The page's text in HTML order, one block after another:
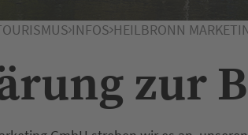
INFOSHEILBRONN
zur